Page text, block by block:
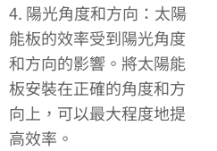
4. 陽光角度和方向：太陽
能板的效率受到陽光角度
和方向的影響。將太陽能
板安裝在正確的角度和方
向上，可以最大程度地提
高效率。